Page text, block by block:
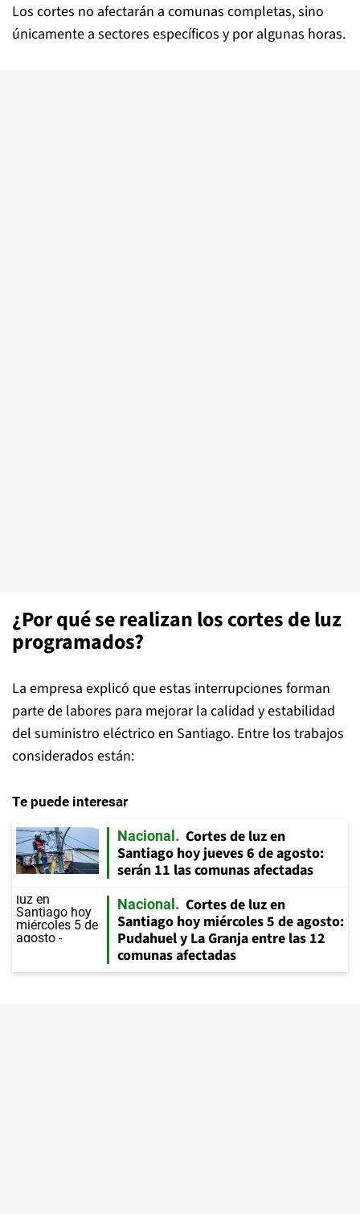
Los cortes no afectarán a comunas completas, sino
únicamente a sectores específicos y por algunas horas.
¿Por qué se realizan los cortes de luz
programados?
La empresa explicó que estas interrupciones forman
parte de labores para mejorar la calidad y estabilidad
del suministro eléctrico en Santiago. Entre los trabajos
considerados están:
Te puede interesar
Nacional
Cortes de luz en
Santiago hoy jueves 6 de agosto:
serán 11 las comunas afectadas
Nacional
Cortes de luz en
Santiago hoy miércoles 5 de agosto:
Pudahuel y La Granja entre las 12
comunas afectadas